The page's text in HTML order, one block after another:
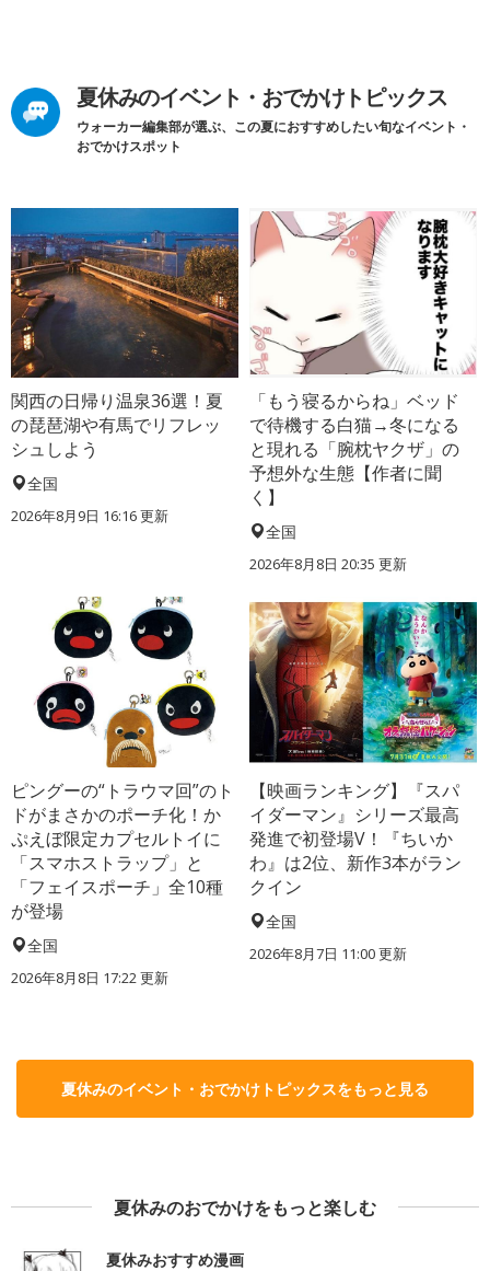
夏休みのイベント・おでかけトピックス
ウォーカー編集部が選ぶ、この夏におすすめしたい旬なイベント・
おでかけスポット
関西の日帰り温泉36選！夏
の琵琶湖や有馬でリフレッ
シュしよう
全国
2026年8月9日 16:16更新
「もう寝るからね」ベッド
で待機する白猫→冬になる
と現れる「腕枕ヤクザ」の
予想外な生態【作者に聞
く】
全国
2026年8月8日 20:35 更新
ピングーの“トラウマ回”のト
ドがまさかのポーチ化！か
ぷえぼ限定カプセルトイに
「スマホストラップ」と
「フェイスポーチ」全10種
が登場
全国
2026年8月8日 17:22更新
【映画ランキング】『スパ
イダーマン』シリーズ最高
発進で初登場V！『ちいか
わ』は2位、新作3本がラン
クイン
全国
2026年8月7日 11:00更新
夏休みのイベント・おでかけトピックスをもっと見る
夏休みのおでかけをもっと楽しむ
夏休みおすすめ漫画